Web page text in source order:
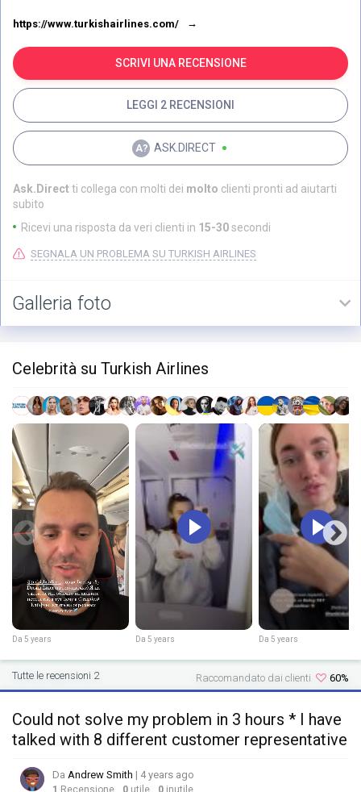
https://www.turkishairlines.com/
SCRIVI UNA RECENSIONE
LEGGI 2 RECENSIONI
ASK.DIRECT
Ask.Direct ti collega con molti dei molto clienti pronti ad aiutarti
subito
Ricevi una risposta da veri clienti in 15-30secondi
SEGNALA UN PROBLEMA SU TURKISH AIRLINES
Galleria foto
Celebrità su Turkish Airlines
Da 5 years Da 5 years Da 5 years
Tutte le recensioni 2 60%
Raccomandato dai clienti
Could not solve my problem in 3 hours * I have
talked with 8 different customer representative
Da Andrew Smith | 4 years ago
1 Recensione 0 utile 0 inutile